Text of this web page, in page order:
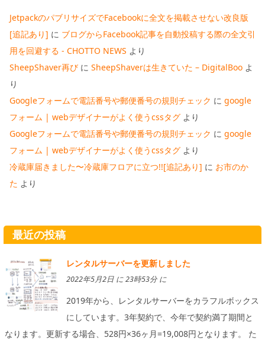
JetpackのパブリサイズでFacebookに全文を掲載させない改良版
[追記あり] に ブログからFacebook記事を自動投稿する際の全文引
用を回避する - CHOTTO NEWS より
SheepShaver再び に SheepShaverは生きていた – DigitalBoo よ
り
Googleフォームで電話番号や郵便番号の規則チェック に google
フォーム | webデザイナーがよく使うcssタグ より
Googleフォームで電話番号や郵便番号の規則チェック に google
フォーム | webデザイナーがよく使うcssタグ より
冷蔵庫届きました〜冷蔵庫フロアに立つ!![追記あり] に お市のか
た より
最近の投稿
レンタルサーバーを更新しました
2022年5月2日 に 23時53分 に
2019年から、レンタルサーバーをカラフルボックス
にしています。3年契約で、今年で契約満了期間と
なります。更新する場合、528円×36ヶ月=19,008円となります。 た